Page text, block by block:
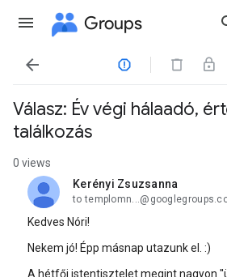
Groups
 
Válasz: Év végi hálaadó,
találkozás
0 views
Kerényi Zsuzsanna
unread,
to
Kedves Nóri!
Nekem jó! Épp másnap utazunk el. :)
A hétfői istentisztelet megint nagyon